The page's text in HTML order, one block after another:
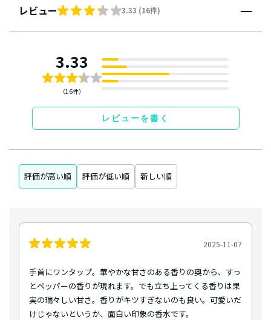
レビュー 3.33 (16件)
3.33
（16件）
レビューを書く
評価が高い順 評価が低い順 新しい順
2025-11-07
手首にワンタップ。華やかな甘さのある香りの奥から、すっ
とペッパーの香りが現れます。でも立ち上ってくる香りは果
実の瑞々しい甘さ。香りがキツすぎないのも良い。可愛いだ
けじゃないというか、面白い印象の香水です。